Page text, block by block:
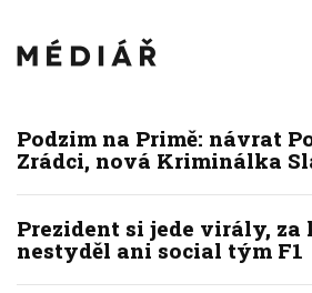
Podzim na Primě: návrat
Zrádci, nová Kriminálka
Prezident si jede virály, za
nestyděl ani social tým F1